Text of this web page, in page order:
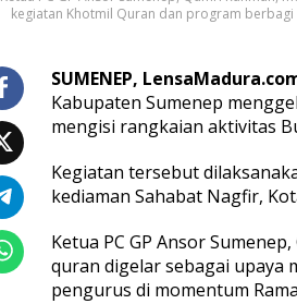
g
m
B
e
r
a
g
d
B
u
kegiatan Khotmil Quran dan program berbagi
SUMENEP,
Kabupaten Sumenep
mengisi rangkaian aktivitas
Kegiatan tersebut
kediaman Sahabat Nagfir,
Ketua PC GP Ansor
quran digelar sebagai upaya
pengurus di momentum